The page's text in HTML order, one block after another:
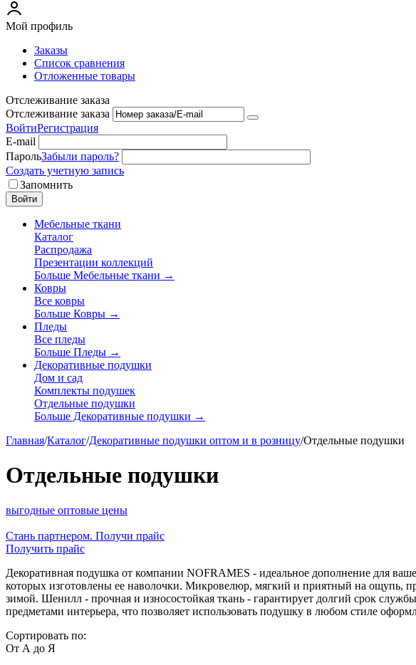
Мой профиль
Заказы
Список сравнения
Отложенные товары
Отслеживание заказа
Отслеживание заказа
ВойтиРегистрация
E-mail
ПарольЗабыли пароль?
Создать учетную запись
Запомнить
Войти
Мебельные ткани
Каталог
Распродажа
Презентации коллекций
Больше Мебельные ткани →
Ковры
Все ковры
Больше Ковры →
Пледы
Все пледы
Больше Пледы →
Декоративные подушки
Дом и сад
Комплекты подушек
Отдельные подушки
Больше Декоративные подушки →
Главная/Каталог/Декоративные подушки оптом и в розницу/Отдельные подушки
Отдельные подушки
выгодные оптовые цены
Стань партнером. Получи прайс
Получить прайс
Декоративная подушка от компании NOFRAMES - идеальное дополнение для
которых изготовлены ее наволочки. Микровелюр, мягкий и приятный на ощупь,
зимой. Шенилл - прочная и износостойкая ткань - гарантирует долгий срок
предметами интерьера, что позволяет использовать подушку в любом стиле
Сортировать по:
От А до Я